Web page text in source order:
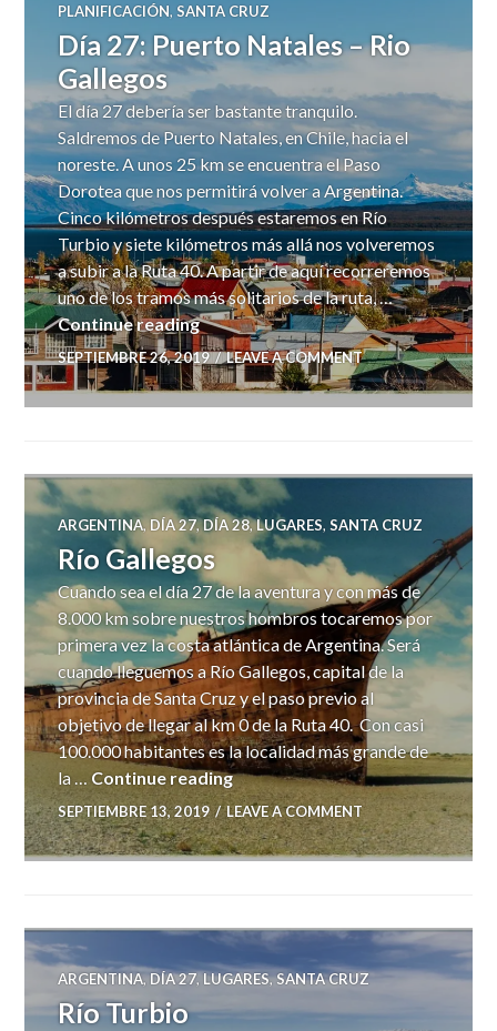
PLANIFICACIÓN,SANTA CRUZ
Día 27: Puerto Natales – Rio
Gallegos
El día 27 debería ser bastante tranquilo.
Saldremos de Puerto Natales, en Chile, hacia el
noreste. A unos 25 km se encuentra el Paso
Dorotea que nos permitirá volver a Argentina.
Cinco kilómetros después estaremos en Río
Turbio y siete kilómetros más allá nos volveremos
a subir a la Ruta 40. A partir de aquí recorreremos
uno de los tramos más solitarios de la ruta, …
Continue readingDía 27: Puerto Natales – Rio
SEPTIEMBRE 26, 2019 LEAVE A COMMENT
ARGENTINA, DÍA 27,DÍA 28,LUGARES,SANTA CRUZ
Río Gallegos
Cuando sea el día 27 de la aventura y con más de
8.000 km sobre nuestros hombros tocaremos por
primera vez la costa atlántica de Argentina. Será
cuando lleguemos a Río Gallegos, capital de la
provincia de Santa Cruz y el paso previo al
objetivo de llegar al km 0 de la Ruta 40. Con casi
100.000 habitantes es la localidad más grande de
la …Continue readingRío Gallegos
SEPTIEMBRE 13, 2019 LEAVE A COMMENT
ARGENTINA,DÍA 27, LUGARES,SANTA CRUZ
Río Turbio